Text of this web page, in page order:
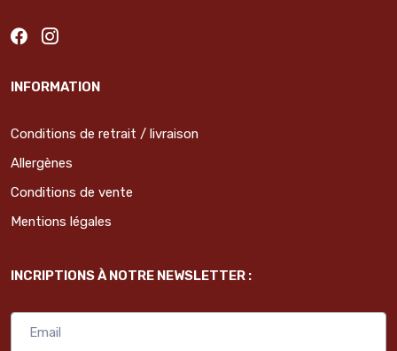
INFORMATION
Conditions de retrait / livraison
Allergènes
Conditions de vente
Mentions légales
INCRIPTIONS À NOTRE NEWSLETTER :